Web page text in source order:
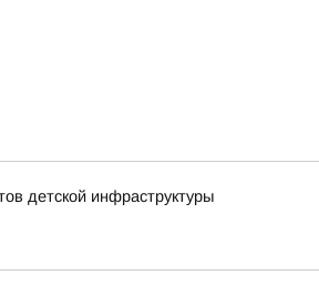
детской инфраструктуры